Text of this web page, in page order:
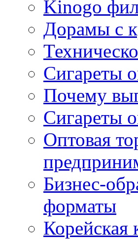
Kinogo
Дорамы с
Сигареты
Почему
Сигареты
Оптовая
Бизнес-
форматы
Корейская